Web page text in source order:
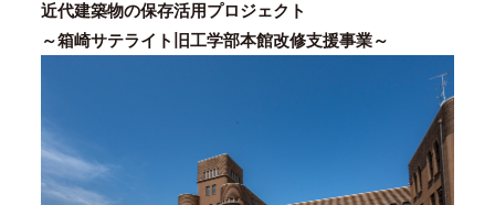
近代建築物の保存活用プロジェクト
～箱崎サテライト旧工学部本館改修支援事業～